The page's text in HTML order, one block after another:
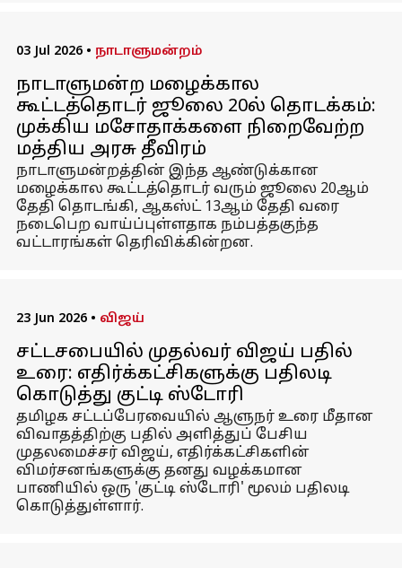
03 Jul 2026 • நாடாளுமன்றம்
நாடாளுமன்ற மழைக்கால
கூட்டத்தொடர் ஜூலை 20ல் தொடக்கம்:
முக்கிய மசோதாக்களை நிறைவேற்ற
மத்திய அரசு தீவிரம்
நாடாளுமன்றத்தின் இந்த ஆண்டுக்கான
மழைக்கால கூட்டத்தொடர் வரும் ஜூலை 20ஆம்
தேதி தொடங்கி, ஆகஸ்ட் 13ஆம் தேதி வரை
நடைபெற வாய்ப்புள்ளதாக நம்பத்தகுந்த
வட்டாரங்கள் தெரிவிக்கின்றன.
23 Jun 2026 • விஜய்
சட்டசபையில் முதல்வர் விஜய் பதில்
உரை: எதிர்க்கட்சிகளுக்கு பதிலடி
கொடுத்து குட்டி ஸ்டோரி
தமிழக சட்டப்பேரவையில் ஆளுநர் உரை மீதான
விவாதத்திற்கு பதில் அளித்துப் பேசிய
முதலமைச்சர் விஜய், எதிர்க்கட்சிகளின்
விமர்சனங்களுக்கு தனது வழக்கமான
பாணியில் ஒரு 'குட்டி ஸ்டோரி' மூலம் பதிலடி
கொடுத்துள்ளார்.